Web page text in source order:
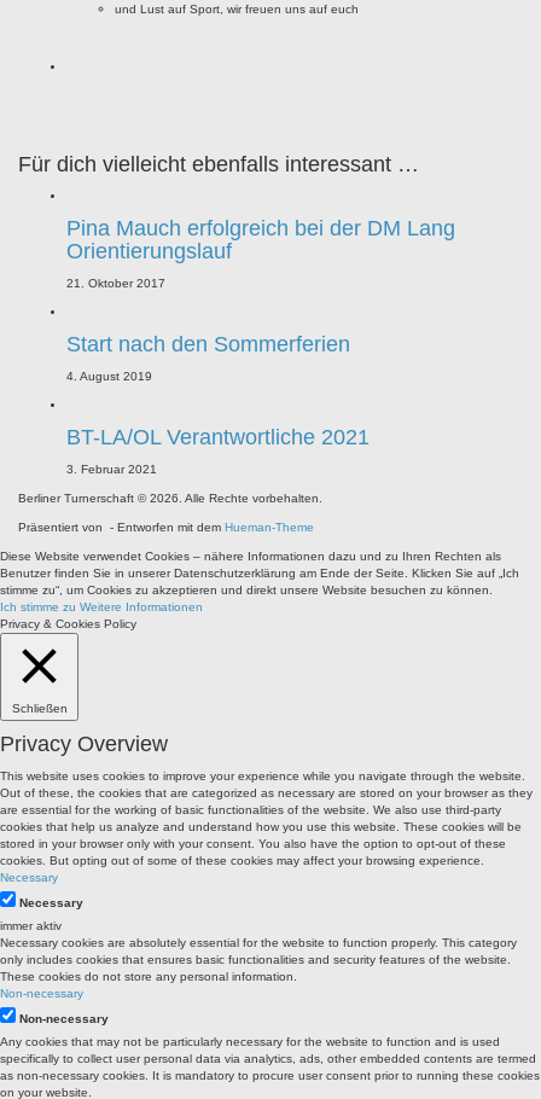
und Lust auf Sport, wir freuen uns auf euch
Für dich vielleicht ebenfalls interessant …
Pina Mauch erfolgreich bei der DM Lang
Orientierungslauf
21. Oktober 2017
Start nach den Sommerferien
4. August 2019
BT-LA/OL Verantwortliche 2021
3. Februar 2021
Berliner Turnerschaft © 2026. Alle Rechte vorbehalten.
Präsentiert von - Entworfen mit dem Hueman-Theme
Diese Website verwendet Cookies – nähere Informationen dazu und zu Ihren Rechten als
Benutzer finden Sie in unserer Datenschutzerklärung am Ende der Seite. Klicken Sie auf „Ich
stimme zu“, um Cookies zu akzeptieren und direkt unsere Website besuchen zu können.
Ich stimme zu Weitere Informationen
Privacy & Cookies Policy
Schließen
Privacy Overview
This website uses cookies to improve your experience while you navigate through the website.
Out of these, the cookies that are categorized as necessary are stored on your browser as they
are essential for the working of basic functionalities of the website. We also use third-party
cookies that help us analyze and understand how you use this website. These cookies will be
stored in your browser only with your consent. You also have the option to opt-out of these
cookies. But opting out of some of these cookies may affect your browsing experience.
Necessary
Necessary
immer aktiv
Necessary cookies are absolutely essential for the website to function properly. This category
only includes cookies that ensures basic functionalities and security features of the website.
These cookies do not store any personal information.
Non-necessary
Non-necessary
Any cookies that may not be particularly necessary for the website to function and is used
specifically to collect user personal data via analytics, ads, other embedded contents are termed
as non-necessary cookies. It is mandatory to procure user consent prior to running these cookies
on your website.